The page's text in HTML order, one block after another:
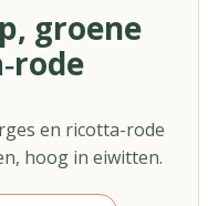
groene
en ricotta-rode
hoog in eiwitten.